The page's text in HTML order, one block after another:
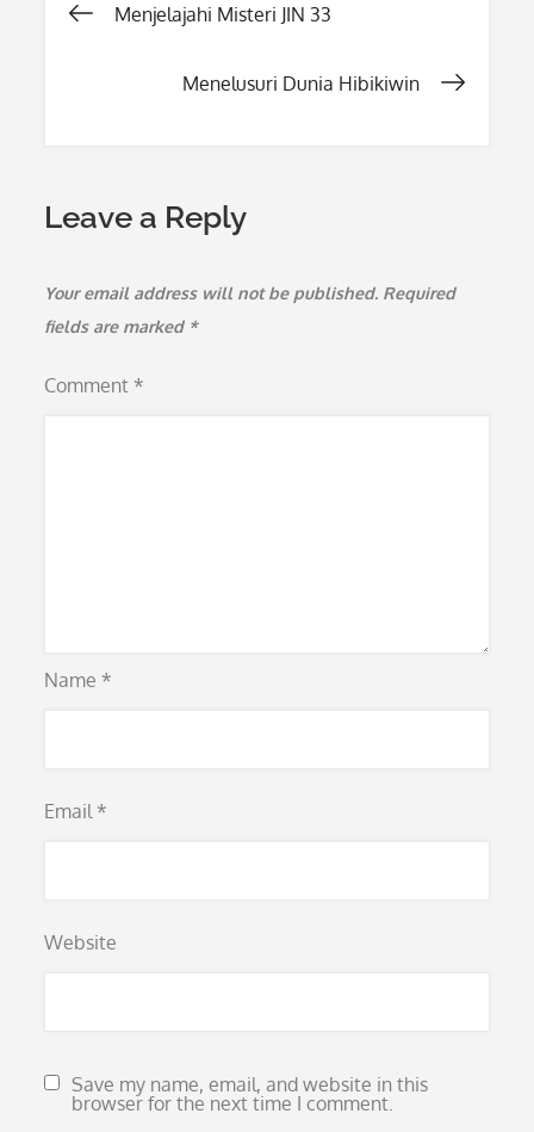
Post
navigation
Menjelajahi Misteri JIN 33
Menelusuri Dunia Hibikiwin
Leave a Reply
Your email address will not be published. Required
fields are marked *
Comment *
Name *
Email *
Website
Save my name, email, and website in this
browser for the next time I comment.